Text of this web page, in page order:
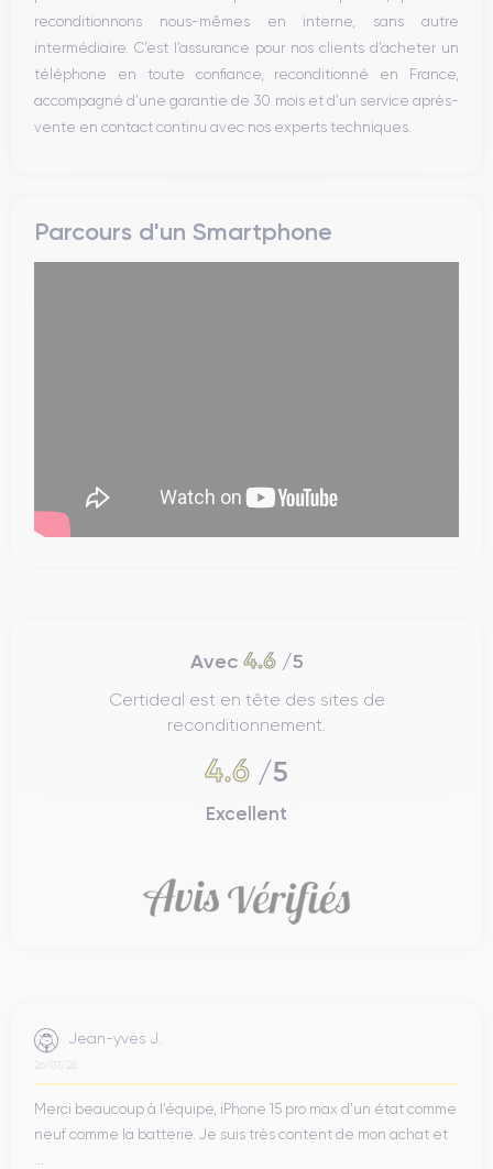
reconditionnons nous-mêmes en interne, sans autre
intermédiaire. C’est l’assurance pour nos clients d’acheter un
téléphone en toute confiance, reconditionné en France,
accompagné d’une garantie de 30 mois et d’un service après-
vente en contact continu avec nos experts techniques.
Parcours d'un Smartphone
Avec 4.6/5
Certideal est en tête des sites de
reconditionnement.
4.6 /5
Excellent
Jean-yves J.
26/07/26
Merci beaucoup à l’équipe, iPhone 15 pro max d’un état comme
neuf comme la batterie. Je suis très content de mon achat et